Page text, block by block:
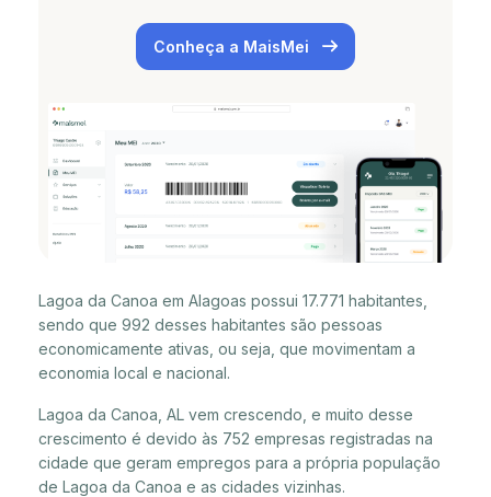
Conheça a MaisMei
Lagoa da Canoa em Alagoas possui 17.771 habitantes,
sendo que 992 desses habitantes são pessoas
economicamente ativas, ou seja, que movimentam a
economia local e nacional.
Lagoa da Canoa, AL vem crescendo, e muito desse
crescimento é devido às 752 empresas registradas na
cidade que geram empregos para a própria população
de Lagoa da Canoa e as cidades vizinhas.